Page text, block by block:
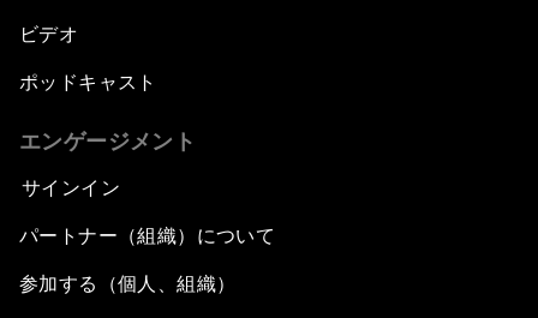
ビデオ
ポッドキャスト
エンゲージメント
サインイン
パートナー（組織）について
参加する（個人、組織）